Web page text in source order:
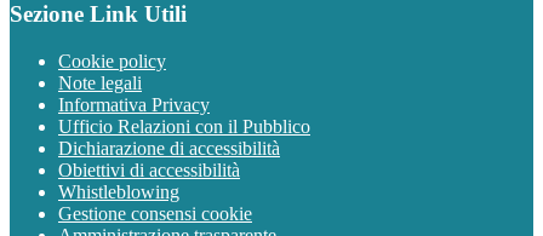
Sezione Link Utili
Cookie policy
Note legali
Informativa Privacy
Ufficio Relazioni con il Pubblico
Dichiarazione di accessibilità
Obiettivi di accessibilità
Whistleblowing
Gestione consensi cookie